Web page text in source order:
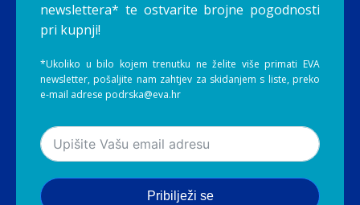
newslettera* te ostvarite brojne pogodnosti
pri kupnji!
*Ukoliko u bilo kojem trenutku ne želite više primati EVA
newsletter, pošaljite nam zahtjev za skidanjem s liste, preko
e-mail adrese podrska@eva.hr
Pribilježi se